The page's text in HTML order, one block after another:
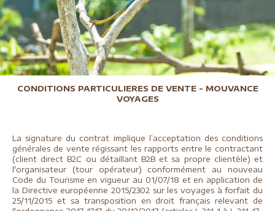
CONDITIONS PARTICULIERES DE VENTE - MOUVANCE
VOYAGES
La signature du contrat implique l’acceptation des conditions
générales de vente régissant les rapports entre le contractant
(client direct B2C ou détaillant B2B et sa propre clientèle) et
l'organisateur (tour opérateur) conformément au nouveau
Code du Tourisme en vigueur au 01/07/18 et en application de
la Directive européenne 2015/2302 sur les voyages à forfait du
25/11/2015 et sa transposition en droit français relevant de